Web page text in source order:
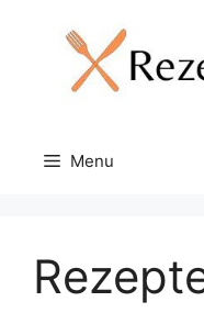
Menu